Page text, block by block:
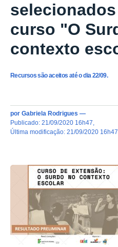
curso "O
contexto
Recursos são aceitos até o dia 22/09.
por Gabriela Rodrigues —
publicado: 21/09/2020 16h47
última modificação: 21/09/2020 16h47